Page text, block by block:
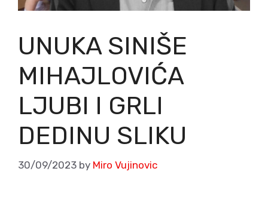
UNUKA SINIŠE
MIHAJLOVIĆA
LJUBI I GRLI
DEDINU SLIKU
30/09/2023 by Miro Vujinovic